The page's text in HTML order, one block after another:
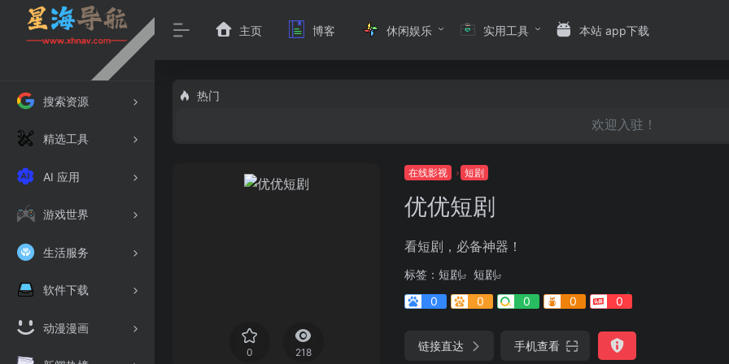
搜索资源
精选工具
AI 应用
游戏世界
生活服务
软件下载
动漫漫画
主页 博客 休闲娱乐 实用工具 本站 app下载
热门
欢迎入驻！
0 218
在线影视 短剧
优优短剧
看短剧，必备神器！
标签： 短剧
短剧
0
0 0 0 0
链接直达 手机查看